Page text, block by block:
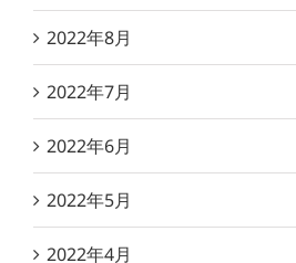
2022年8月
2022年7月
2022年6月
2022年5月
2022年4月